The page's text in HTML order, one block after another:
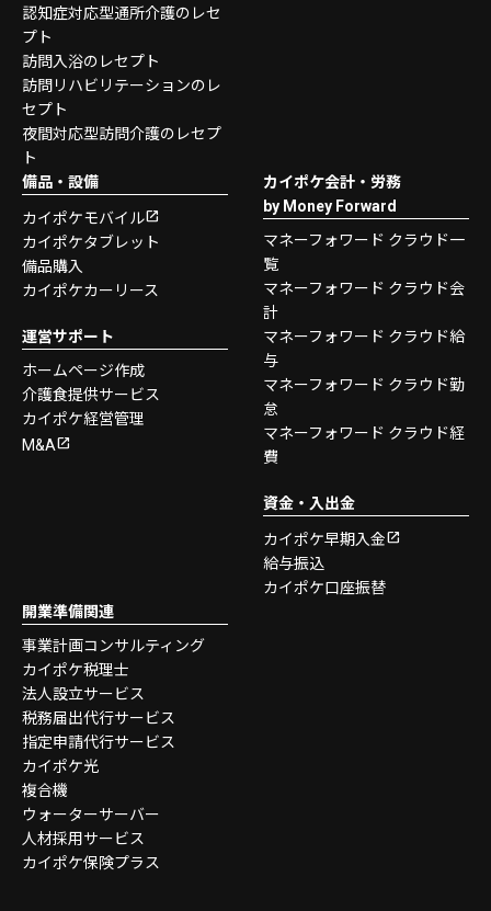
認知症対応型通所介護のレセ
プト
訪問入浴のレセプト
訪問リハビリテーションのレ
セプト
夜間対応型訪問介護のレセプ
ト
備品・設備
カイポケモバイル
カイポケタブレット
備品購入
カイポケカーリース
運営サポート
ホームページ作成
介護食提供サービス
カイポケ経営管理
M&A
カイポケ会計・労務
by Money Forward
マネーフォワード クラウド一
覧
マネーフォワード クラウド会
計
マネーフォワード クラウド給
与
マネーフォワード クラウド勤
怠
マネーフォワード クラウド経
費
資金・入出金
カイポケ早期入金
給与振込
カイポケ口座振替
開業準備関連
事業計画コンサルティング
カイポケ税理士
法人設立サービス
税務届出代行サービス
指定申請代行サービス
カイポケ光
複合機
ウォーターサーバー
人材採用サービス
カイポケ保険プラス